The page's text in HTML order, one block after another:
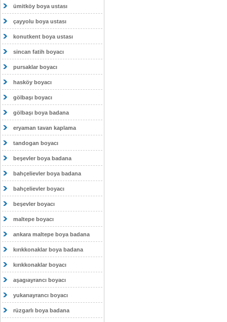
ümitköy boya ustası
çayyolu boya ustası
konutkent boya ustası
sincan fatih boyacı
pursaklar boyacı
hasköy boyacı
gölbaşı boyacı
gölbaşı boya badana
eryaman tavan kaplama
tandogan boyacı
beşevler boya badana
bahçelievler boya badana
bahçelievler boyacı
beşevler boyacı
maltepe boyacı
ankara maltepe boya badana
kırıkkonaklar boya badana
kırıkkonaklar boyacı
aşagıayrancı boyacı
yukarıayrancı boyacı
rüzgarlı boya badana